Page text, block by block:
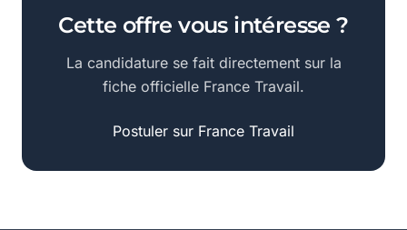
Cette offre vous intéresse ?
La candidature se fait directement sur la
fiche officielle France Travail.
Postuler sur France Travail